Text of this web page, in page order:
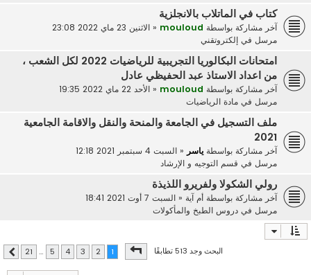
كتاب في الماتلاب بالانجلزية
آخر مشاركة بواسطة mouloud
« الاثنين 23 ماي 2022 23:08
مرسل في إلكتروتقني
امتحانات البكالوريا التجريبية للرياضيات 2022 لكل الشعب ،
من اعداد الاستاذ عبد الحفيظي عادل
آخر مشاركة بواسطة mouloud
« الأحد 22 ماي 2022 19:35
مرسل في مادة الرياضيات
ملف التسجيل في الجامعة والمنحة والنقل والاقامة الجامعية
2021
آخر مشاركة بواسطة ياسر« السبت 4 سبتمبر 2021 12:18
مرسل في قسم التوجيه و الإرشاد
رولي الشكولا ولفريرو اللذيذة
آخر مشاركة بواسطة أم آية« السبت 7 أوت 2021 18:41
مرسل في دروس الطبخ والمأكولات
البحث وجد 513 تطابقًا صفحة1 من21
2
3
4
5
…
21 التالي